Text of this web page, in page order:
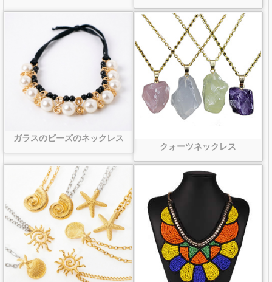
ガラスのビーズのネックレス
クォーツネックレス